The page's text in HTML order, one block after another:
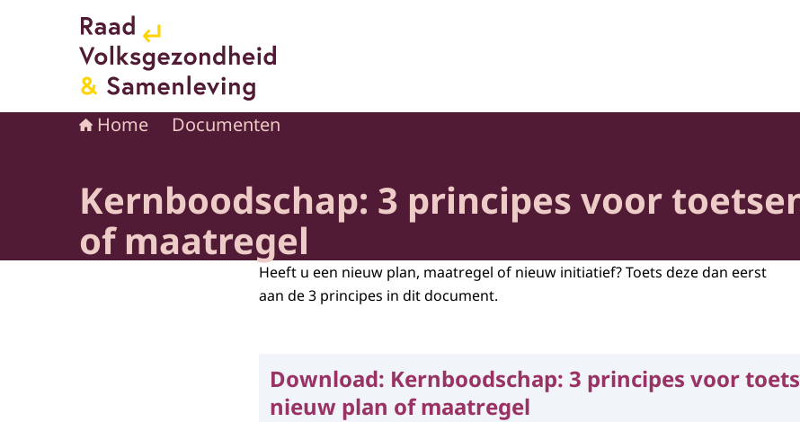
Naar de homepage van Raad voor Volksgezondheid en Samenleving
Home Documenten
Kernboodschap: 3 principes voor
of maatregel
Heeft u een nieuw plan, maatregel of nieuw initiatief? Toets deze dan eerst
aan de 3 principes in dit document.
Download: Kernboodschap: 3 principes voor
nieuw plan of maatregel